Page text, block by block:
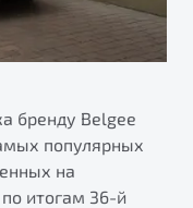
бренду Belgee
популярных
на
итогам 36-й